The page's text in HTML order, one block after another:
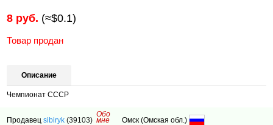
8 руб. (≈$0.1)
Товар продан
Описание
Чемпионат СССР
Продавецsibiryk (39103)
Обо
мне Омск (Омская обл.)